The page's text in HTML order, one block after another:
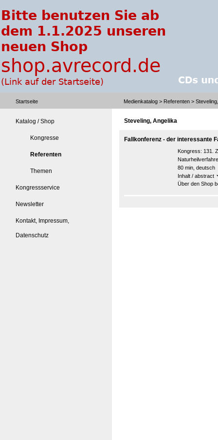
Startseite Medienkatalog > Referenten >
Katalog / Shop
Kongresse
Referenten
Themen
Kongressservice
Newsletter
Kontakt, Impressum,
Datenschutz
Steveling, Angelika
Fallkonferenz - der interessante
Kongress: 131.
80 min, deutsch
Inhalt / abstract
Über den Shop